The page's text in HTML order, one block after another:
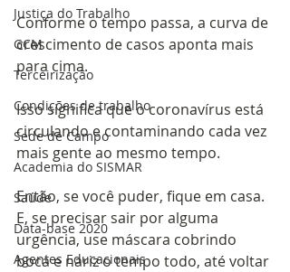
Justiça do Trabalho
GCM
Terceirização
Condições de trabalho
Sede de Campo
Academia do SISMAR
Saúde
Data-base 2020
Agentes Educacionais
Conforme o tempo passa, a curva de
crescimento de casos aponta mais
para cima.
Isso significa que o coronavírus está
circulando e contaminando cada vez
mais gente ao mesmo tempo.
Então, se você puder, fique em casa.
E, se precisar sair por alguma
urgência, use máscara cobrindo
boca e nariz o tempo todo, até voltar